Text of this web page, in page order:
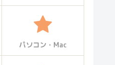
パソコン・Mac